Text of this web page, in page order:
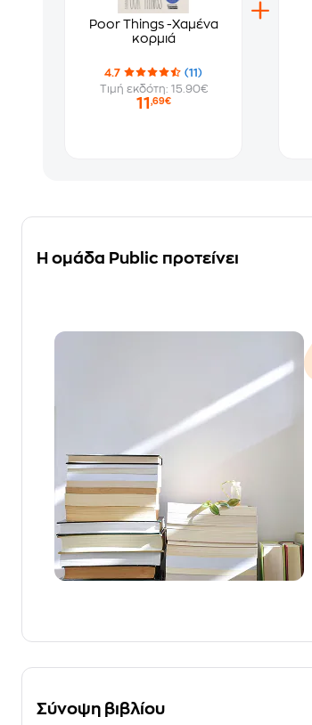
Poor Things -Χαμένα
κορμιά
4.7
(11)
Τιμή εκδότη: 15.90€
11 ,69€
Η ομάδα Public προτείνει
Σύνοψη βιβλίου